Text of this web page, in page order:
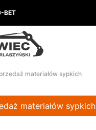
BET
materiałów sypkich
materiałów sypkich